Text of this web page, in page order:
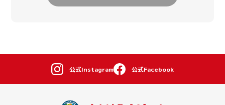
公式Instagram 公式Facebook